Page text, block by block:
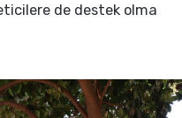
de destek olma